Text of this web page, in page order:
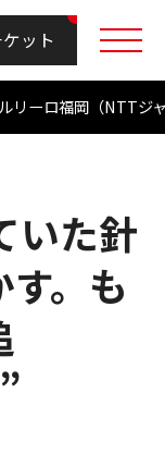
ット
リーロ福岡（NTT
いた針
。も